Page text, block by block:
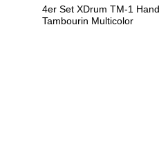
4er Set XDrum TM-1 Hand
Tambourin Multicolor